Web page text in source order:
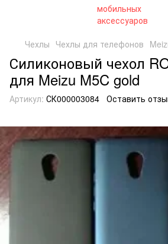
Чехлы Чехлы для телефонов
Силиконовый чехол
для Meizu M5C gold
Артикул: СК000003084 Оставить